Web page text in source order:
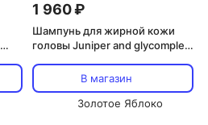
1 960 ₽
Шампунь для жирной кожи
головы Juniper and glycomplex
В магазин
Золотое Яблоко